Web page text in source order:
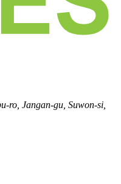
ro, Jangan-gu, Suwon-si,